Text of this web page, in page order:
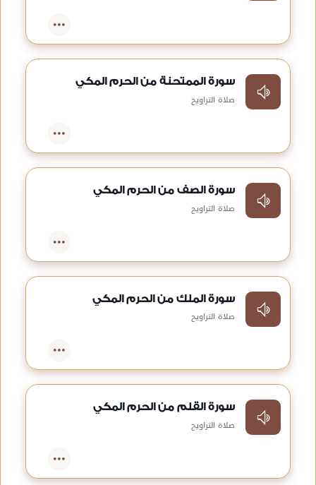
سورة الممتحنة من الحرم المكي
صلاة التراويح
سورة الصف من الحرم المكي
صلاة التراويح
سورة الملك من الحرم المكي
صلاة التراويح
سورة القلم من الحرم المكي
صلاة التراويح